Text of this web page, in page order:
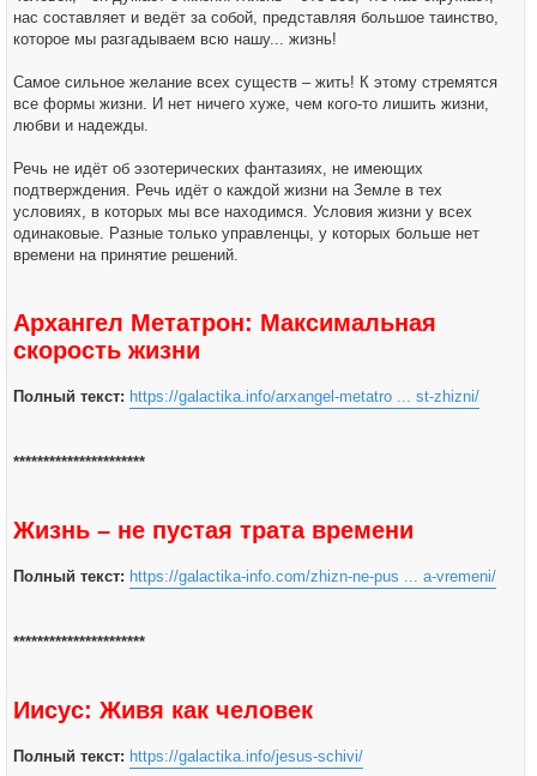
нас составляет и ведёт за собой, представляя большое таинство,
которое мы разгадываем всю нашу... жизнь!
Самое сильное желание всех существ – жить! К этому стремятся
все формы жизни. И нет ничего хуже, чем кого-то лишить жизни,
любви и надежды.
Речь не идёт об эзотерических фантазиях, не имеющих
подтверждения. Речь идёт о каждой жизни на Земле в тех
условиях, в которых мы все находимся. Условия жизни у всех
одинаковые. Разные только управленцы, у которых больше нет
времени на принятие решений.
Архангел Метатрон: Максимальная
скорость жизни
Полный текст: https://galactika.info/arxangel-metatro ... st-zhizni/
**********************
Жизнь – не пустая трата времени
Полный текст: https://galactika-info.com/zhizn-ne-pus ... a-vremeni/
**********************
Иисус: Живя как человек
Полный текст: https://galactika.info/jesus-schivi/